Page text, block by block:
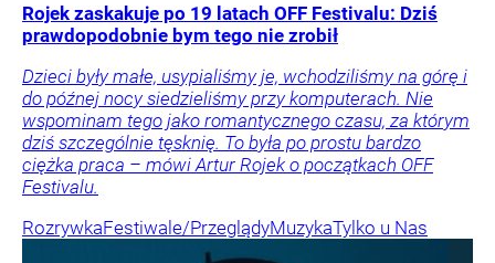
Rojek zaskakuje po 19 latach OFF Festivalu: Dziś
prawdopodobnie bym tego nie zrobił
Dzieci były małe, usypialiśmy je, wchodziliśmy na górę i
do późnej nocy siedzieliśmy przy komputerach. Nie
wspominam tego jako romantycznego czasu, za którym
dziś szczególnie tęsknię. To była po prostu bardzo
ciężka praca – mówi Artur Rojek o początkach OFF
Festivalu.
RozrywkaFestiwale/PrzeglądyMuzykaTylko u Nas